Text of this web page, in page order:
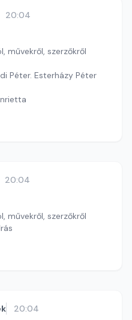
20:04
művekről, szerzőkről
Péter. Esterházy Péter
20:04
művekről, szerzőkről
20:04